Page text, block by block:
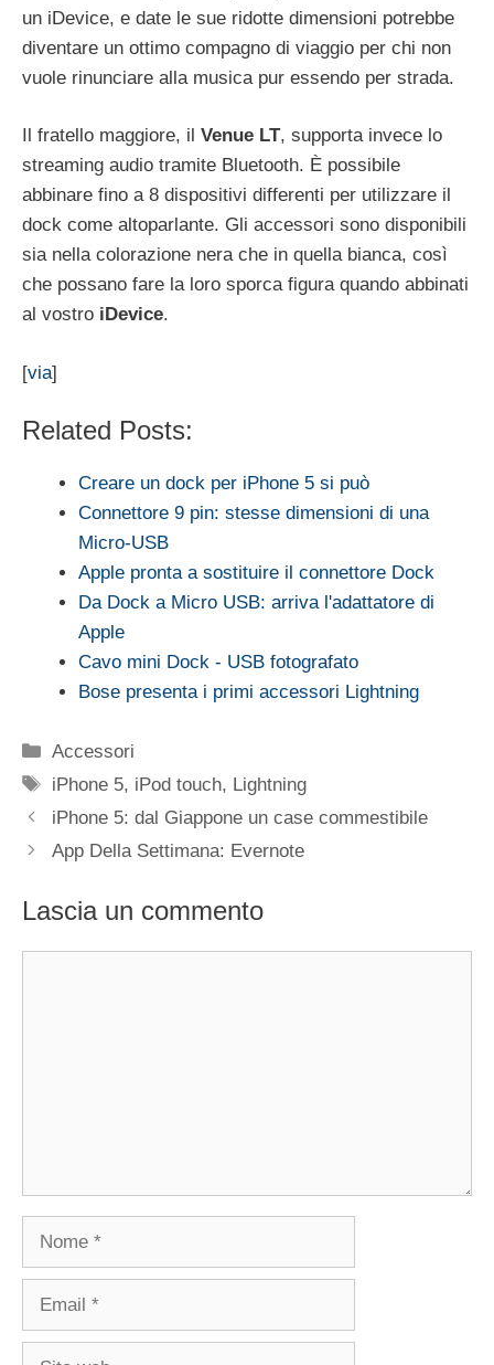
un iDevice, e date le sue ridotte dimensioni potrebbe
diventare un ottimo compagno di viaggio per chi non
vuole rinunciare alla musica pur essendo per strada.
Il fratello maggiore, il Venue LT, supporta invece lo
streaming audio tramite Bluetooth. È possibile
abbinare fino a 8 dispositivi differenti per utilizzare il
dock come altoparlante. Gli accessori sono disponibili
sia nella colorazione nera che in quella bianca, così
che possano fare la loro sporca figura quando abbinati
al vostro iDevice.
[via]
Related Posts:
Creare un dock per iPhone 5 si può
Connettore 9 pin: stesse dimensioni di una
Micro-USB
Apple pronta a sostituire il connettore Dock
Da Dock a Micro USB: arriva l'adattatore di
Apple
Cavo mini Dock - USB fotografato
Bose presenta i primi accessori Lightning
Categorie
Accessori
Tag
iPhone 5, iPod touch, Lightning
iPhone 5: dal Giappone un case commestibile
App Della Settimana: Evernote
Lascia un commento
Nome
Email
Sito